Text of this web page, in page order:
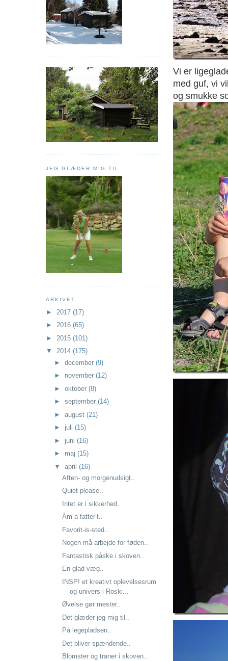
Vi er
med guf, vi
og smukke
JEG GLÆDER MIG TIL...
ARKIVET..
► 2017 (17)
► 2016 (65)
► 2015 (101)
▼ 2014 (175)
► december (9)
► november (12)
► oktober (8)
► september (14)
► august (21)
► juli (15)
► juni (16)
► maj (15)
▼ april (16)
Aften- og morgenudsigt..
Quiet please..
Intet er i sikkerhed..
Åm a fatter’t..
Favorit-is-sted..
Nogen må arbejde for føden..
Fantastisk påske i skoven..
En glad væg..
INSP! et kreativt oplevelsesrum
og univers i Roski...
Øvelse gør mester..
Det glæder jeg mig til..
På legepladsen..
Det bliver spændende..
Blomster og traner i skoven..